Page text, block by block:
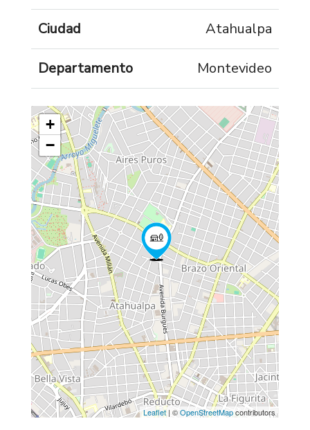
Ciudad Atahualpa
Departamento Montevideo
+
−
Leaflet| ©OpenStreetMapcontributors